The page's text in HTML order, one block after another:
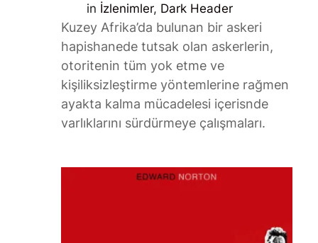
in İzlenimler, Dark Header
Kuzey Afrika’da bulunan bir askeri
hapishanede tutsak olan askerlerin,
otoritenin tüm yok etme ve
kişiliksizleştirme yöntemlerine rağmen
ayakta kalma mücadelesi içerisnde
varlıklarını sürdürmeye çalışmaları.